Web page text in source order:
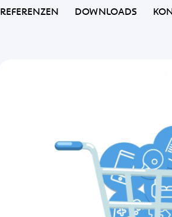
REFERENZEN DOWNLOADS